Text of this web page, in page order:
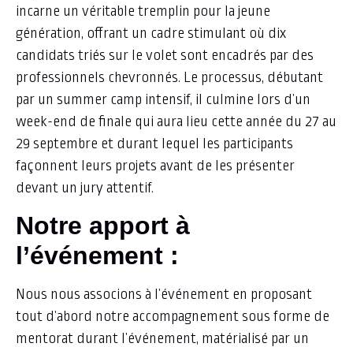
incarne un véritable tremplin pour la jeune
génération, offrant un cadre stimulant où dix
candidats triés sur le volet sont encadrés par des
professionnels chevronnés. Le processus, débutant
par un summer camp intensif, il culmine lors d’un
week-end de finale qui aura lieu cette année du 27 au
29 septembre et durant lequel les participants
façonnent leurs projets avant de les présenter
devant un jury attentif.
Notre apport à
l’événement :​
Nous nous associons à l’événement en proposant
tout d’abord notre accompagnement sous forme de
mentorat durant l’événement, matérialisé par un